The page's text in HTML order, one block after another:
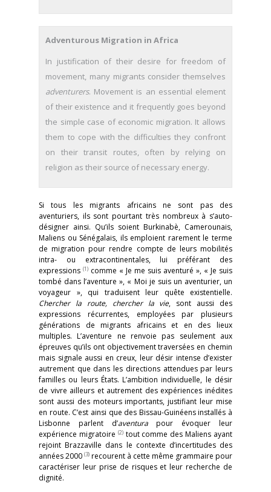
Adventurous Migration in Africa
In justification of their desire for freedom of
movement, many migrants consider themselves
adventurers. Movement is an essential element
of their existence and it frequently goes beyond
the simple case of economic migration. It allows
them to cope with the difficulties they confront
on their transit routes, often by relying on
religion as their source of necessary energy.
Si tous les migrants africains ne sont pas des
aventuriers, ils sont pourtant très nombreux à s’auto-
désigner ainsi. Qu’ils soient Burkinabè, Camerounais,
Maliens ou Sénégalais, ils emploient rarement le terme
de migration pour rendre compte de leurs mobilités
intra- ou extracontinentales, lui préférant des
expressions (1) comme « Je me suis aventuré », « Je suis
tombé dans l’aventure », « Moi je suis un aventurier, un
voyageur », qui traduisent leur quête existentielle.
Chercher la route, chercher la vie, sont aussi des
expressions récurrentes, employées par plusieurs
générations de migrants africains et en des lieux
multiples. L’aventure ne renvoie pas seulement aux
épreuves qu’ils ont objectivement traversées en chemin
mais signale aussi en creux, leur désir intense d’exister
autrement que dans les directions attendues par leurs
familles ou leurs États. L’ambition individuelle, le désir
de vivre ailleurs et autrement des expériences inédites
sont aussi des moteurs importants, justifiant leur mise
en route. C’est ainsi que des Bissau-Guinéens installés à
Lisbonne parlent d’aventurapour évoquer leur
expérience migratoire (2)tout comme des Maliens ayant
rejoint Brazzaville dans le contexte d’incertitudes des
années 2000 (3) recourent à cette même grammaire pour
caractériser leur prise de risques et leur recherche de
dignité.